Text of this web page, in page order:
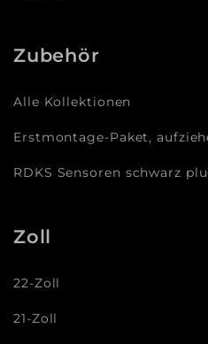
Zubehör
Alle Kollektionen
Erstmontage-Paket,
RDKS Sensoren schwarz
Zoll
22-Zoll
21-Zoll